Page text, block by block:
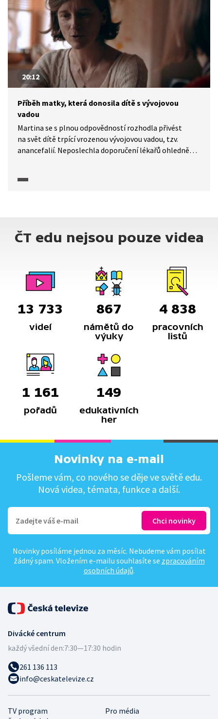
20:12
Příběh matky, která donosila dítě s vývojovou
vadou
Martina se s plnou odpovědností rozhodla přivést
na svět dítě trpící vrozenou vývojovou vadou, tzv.
anancefalií. Neposlechla doporučení lékařů ohledně
s rodiči celý příběh prožívaly také, včetně pochování
inspirací pro všechny především v tom, že každý je
za své rozhodnutí odpovědný sám a vždy jde jen o jeho
ČT edu nejsou pouze videa
13 733
videí
867
námětů do
výuky
4 838
pracovních
listů
1 161
pořadů
149
edukativních
her
Novinky na e-mail
Pošleme vám, co nového se děje ve světě edu.
Nová videa, témata, funkce a další.
Novinky posíláme jednou za měsíc. Nebudeme vám posílat
žádný spam. Vložením e-mailu souhlasíte se zpracováním
osobních údajů.